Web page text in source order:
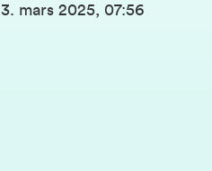
3. mars 2025, 07:56